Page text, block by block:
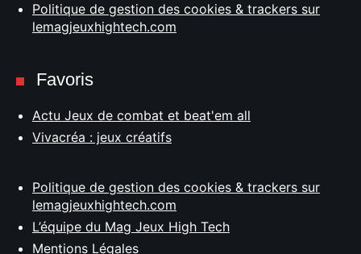
Politique de gestion des cookies & trackers sur
lemagjeuxhightech.com
Favoris
Actu Jeux de combat et beat'em all
Vivacréa : jeux créatifs
Politique de gestion des cookies & trackers sur
lemagjeuxhightech.com
L’équipe du Mag Jeux High Tech
Mentions Légales